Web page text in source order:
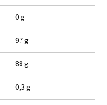
0 g
97 g
88 g
0,3 g